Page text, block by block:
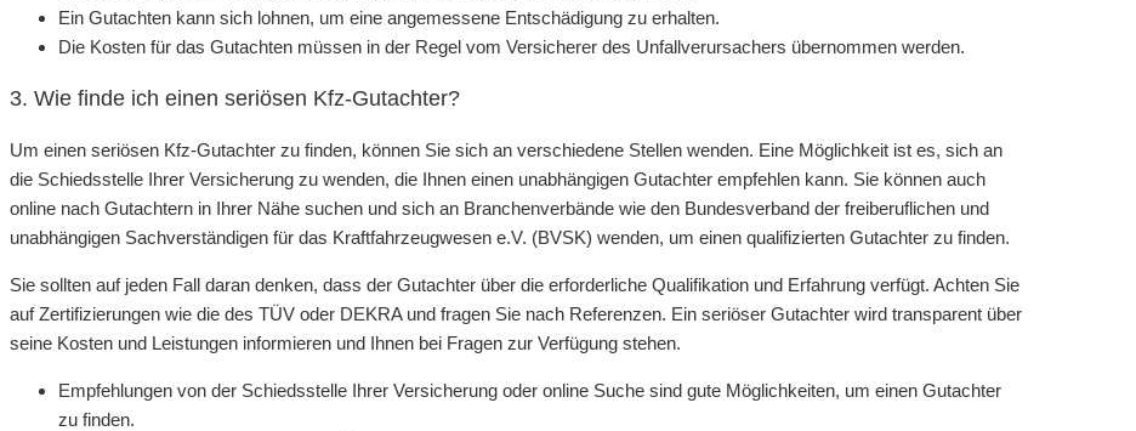
Ein Gutachten kann sich lohnen, um eine angemessene Entschädigung zu erhalten.
Die Kosten für das Gutachten müssen in der Regel vom Versicherer des Unfallverursachers übernommen werden.
3. Wie finde ich einen seriösen Kfz-Gutachter?
Um einen seriösen Kfz-Gutachter zu finden, können Sie sich an verschiedene Stellen wenden. Eine Möglichkeit ist es, sich an
die Schiedsstelle Ihrer Versicherung zu wenden, die Ihnen einen unabhängigen Gutachter empfehlen kann. Sie können auch
online nach Gutachtern in Ihrer Nähe suchen und sich an Branchenverbände wie den Bundesverband der freiberuflichen und
unabhängigen Sachverständigen für das Kraftfahrzeugwesen e.V. (BVSK) wenden, um einen qualifizierten Gutachter zu finden.
Sie sollten auf jeden Fall daran denken, dass der Gutachter über die erforderliche Qualifikation und Erfahrung verfügt. Achten Sie
auf Zertifizierungen wie die des TÜV oder DEKRA und fragen Sie nach Referenzen. Ein seriöser Gutachter wird transparent über
seine Kosten und Leistungen informieren und Ihnen bei Fragen zur Verfügung stehen.
Empfehlungen von der Schiedsstelle Ihrer Versicherung oder online Suche sind gute Möglichkeiten, um einen Gutachter
zu finden.